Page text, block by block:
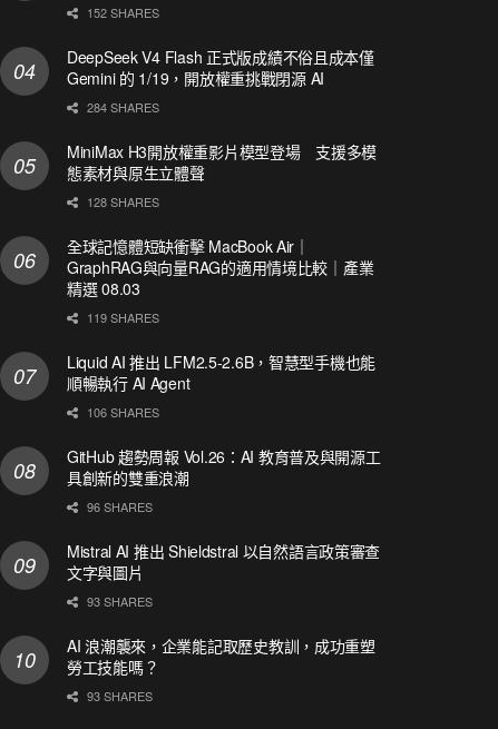
152 SHARES
DeepSeek V4 Flash 正式版成績不俗且成本僅
Gemini 的 1/19，開放權重挑戰閉源 AI
284 SHARES
MiniMax H3開放權重影片模型登場 支援多模
態素材與原生立體聲
128 SHARES
全球記憶體短缺衝擊 MacBook Air｜
GraphRAG與向量RAG的適用情境比較｜產業
精選 08.03
119 SHARES
Liquid AI 推出 LFM2.5-2.6B，智慧型手機也能
順暢執行 AI Agent
106 SHARES
GitHub 趨勢周報 Vol.26：AI 教育普及與開源工
具創新的雙重浪潮
96 SHARES
Mistral AI 推出 Shieldstral 以自然語言政策審查
文字與圖片
93 SHARES
AI 浪潮襲來，企業能記取歷史教訓，成功重塑
勞工技能嗎？
93 SHARES